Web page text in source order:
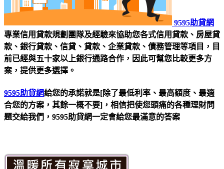
9595助貸網
專業信用貸款規劃團隊及經驗來協助您各式信用貸款、房屋貸
款、銀行貸款、信貸、貸款、企業貸款、債務管理等項目，目
前已經與五十家以上銀行通路合作，因此可幫您比較更多方
案，提供更多選擇。
9595助貸網給您的承諾就是[除了最低利率、最高額度、最適
合您的方案，其餘一概不要]，相信把使您頭痛的各種理財問
題交給我們，9595助貸網一定會給您最滿意的答案